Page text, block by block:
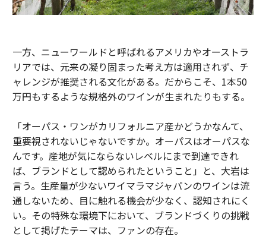
一方、ニューワールドと呼ばれるアメリカやオーストラ
リアでは、元来の凝り固まった考え方は適用されず、チ
ャレンジが推奨される文化がある。だからこそ、1本50
万円もするような規格外のワインが生まれたりもする。
「オーパス・ワンがカリフォルニア産かどうかなんて、
重要視されないじゃないですか。オーパスはオーパスな
んです。産地が気にならないレベルにまで到達できれ
ば、ブランドとして認められたということ」と、大岩は
言う。生産量が少ないワイマラマジャパンのワインは流
通しないため、目に触れる機会が少なく、認知されにく
い。その特殊な環境下において、ブランドづくりの挑戦
として掲げたテーマは、ファンの存在。